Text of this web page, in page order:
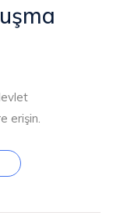
erişin.